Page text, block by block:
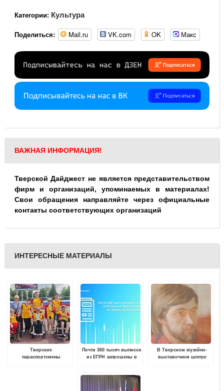
Категории: Культура
Поделиться: Mail.ru VK.com OK Макс
ВАЖНАЯ ИНФОРМАЦИЯ!
Тверской Дайджест не является представительством
фирм и организаций, упоминаемых в материалах!
Свои обращения направляйте через официальные
контакты соответствующих организаций
ИНТЕРЕСНЫЕ МАТЕРИАЛЫ
Тверские
параспортсмены
Почти 360 тысяч выписок
из ЕГРН запрошены в
В Тверском музейно-
выставочном центре